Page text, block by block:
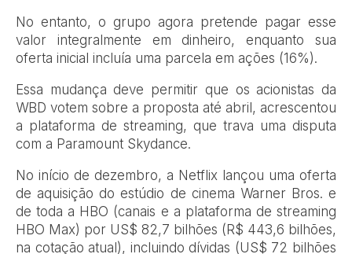
No entanto, o grupo agora pretende pagar esse
valor integralmente em dinheiro, enquanto sua
oferta inicial incluía uma parcela em ações (16%).
Essa mudança deve permitir que os acionistas da
WBD votem sobre a proposta até abril, acrescentou
a plataforma de streaming, que trava uma disputa
com a Paramount Skydance.
No início de dezembro, a Netflix lançou uma oferta
de aquisição do estúdio de cinema Warner Bros. e
de toda a HBO (canais e a plataforma de streaming
HBO Max) por US$ 82,7 bilhões (R$ 443,6 bilhões,
na cotação atual), incluindo dívidas (US$ 72 bilhões